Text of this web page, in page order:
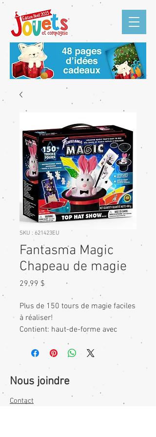
SKU : 621423EU
Fantasma Magic
Chapeau de magie
29,99 $
Plus de 150 tours de magie faciles
à réaliser!
Contient: haut-de-forme avec
pochette secrète, lapin
marionnette, mouchoir qui change
de couleur, 5 lapins en mousse,
baguette magique et plus. 6+ ans
Nous joindre
Contact